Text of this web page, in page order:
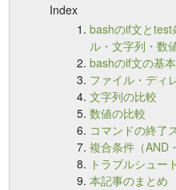
Index
bashのif文とtest
ル・文字列・数
bashのif文の基
ファイル・ディ
文字列の比較
数値の比較
コマンドの終了
複合条件（AND
トラブルシュー
本記事のまとめ